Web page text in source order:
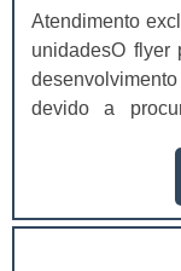
Atendimento
unidadesO flyer
devido a
modo, o flyer é
Características